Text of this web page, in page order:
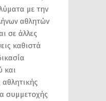
με την
αθλητών
σε άλλες
καθιστά
και
συμμετοχής